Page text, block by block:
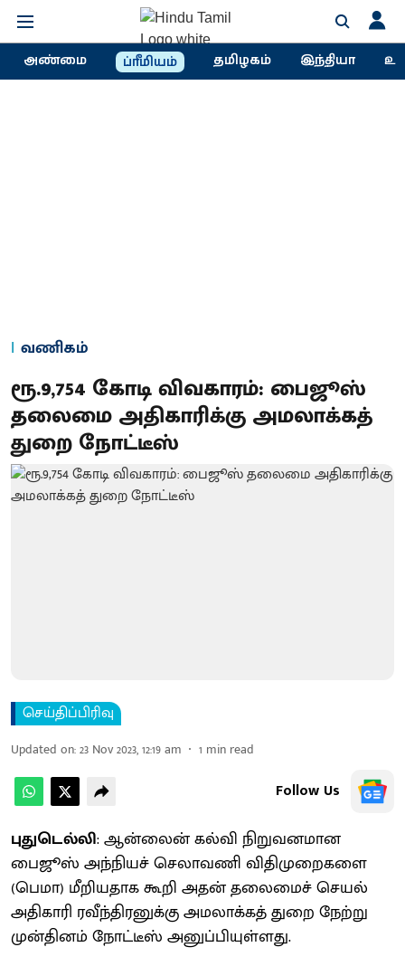
அண்மை ப்ரீமியம் தமிழகம் இந்தியா
வணிகம்
ரூ.9,754 கோடி விவகாரம்: பைஜூஸ்
தலைமை அதிகாரிக்கு அமலாக்கத்
துறை நோட்டீஸ்
செய்திப்பிரிவு
Updated on:23 Nov 2023, 12:19 am 1 min read
Follow Us
புதுடெல்லி: ஆன்லைன் கல்வி நிறுவனமான
பைஜூஸ் அந்நியச் செலாவணி விதிமுறைகளை
(பெமா) மீறியதாக கூறி அதன் தலைமைச் செயல்
அதிகாரி ரவீந்திரனுக்கு அமலாக்கத் துறை நேற்று
முன்தினம் நோட்டீஸ் அனுப்பியுள்ளது.